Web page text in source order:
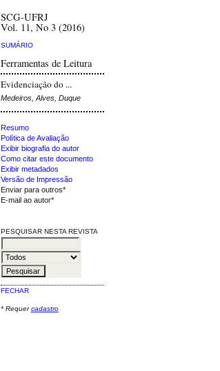
SCG-UFRJ
Vol. 11, No 3 (2016)
SUMÁRIO
Ferramentas de Leitura
Evidenciação do ...
Medeiros, Alves, Duque
Resumo
Política de Avaliação
Exibir biografia do autor
Como citar este documento
Exibir metadados
Versão de Impressão
Enviar para outros*
E-mail ao autor*
PESQUISAR NESTA REVISTA
FECHAR
* Requercadastro